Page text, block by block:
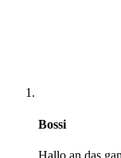
Bossi
Hallo an das